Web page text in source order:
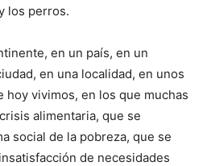
los perros.
en un país, en un
en una localidad, en unos
hoy vivimos, en los que muchas
alimentaria, que se
social de la pobreza, que se
de necesidades